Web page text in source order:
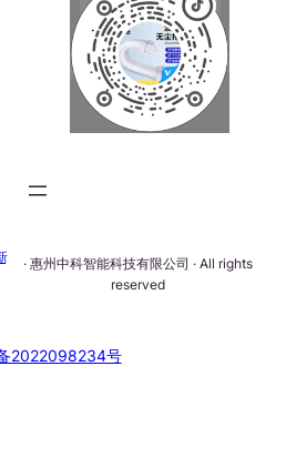
· 惠州中科智能科技有限公司 · All rights
reserved
2022098234号